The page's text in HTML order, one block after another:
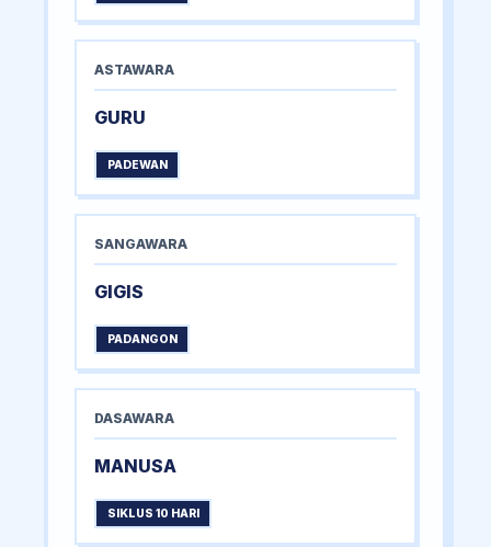
ASTAWARA
GURU
PADEWAN
SANGAWARA
GIGIS
PADANGON
DASAWARA
MANUSA
SIKLUS 10 HARI